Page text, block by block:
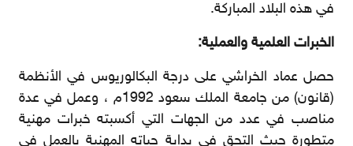
في هذه البلاد المباركة.
الخبرات العلمية والعملية:
حصل عماد الخراشي على درجة البكالوريوس في الأنظمة
(قانون) من جامعة الملك سعود 1992م ، وعمل في عدة
مناصب في عدد من الجهات التي أكسبته خبرات مهنية
متطورة حيث التحق في بداية حياته المهنية بالعمل في